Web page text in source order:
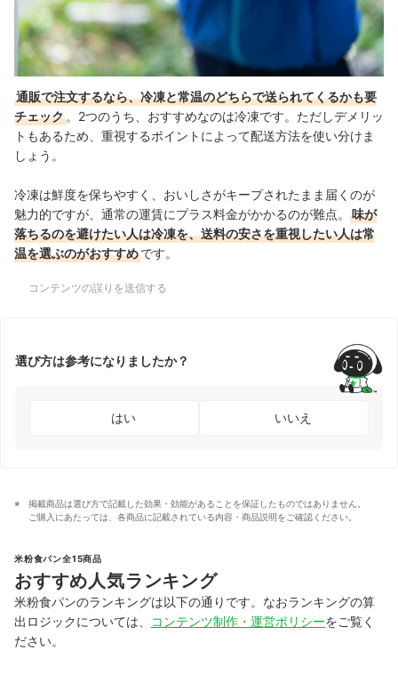
通販で注文するなら、冷凍と常温のどちらで送られてくるかも要
チェック 。2つのうち、おすすめなのは冷凍です。ただしデメリッ
トもあるため、重視するポイントによって配送方法を使い分けま
しょう。
冷凍は鮮度を保ちやすく、おいしさがキープされたまま届くのが
魅力的ですが、通常の運賃にプラス料金がかかるのが難点。
味が
落ちるのを避けたい人は冷凍を、送料の安さを重視したい人は常
温を選ぶのがおすすめです。
コンテンツの誤りを送信する
選び方は参考になりましたか？
はい いいえ
掲載商品は選び方で記載した効果・効能があることを保証したものではありません。
ご購入にあたっては、各商品に記載されている内容・商品説明をご確認ください。
米粉食パン全15商品
おすすめ人気ランキング
米粉食パンのランキングは以下の通りです。なおランキングの算
出ロジックについては、
コンテンツ制作・運営ポリシーをご覧く
ださい。